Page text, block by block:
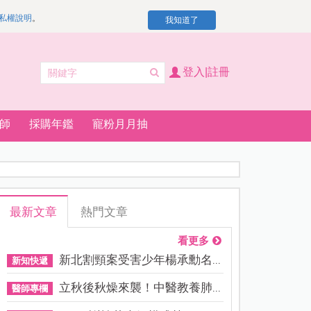
權說明 。 我知道了
登入|註冊
採購年鑑 寵粉月月抽
最新文章 熱門文章
看更多
新知快遞 新北割頸案受害少年楊承勳名...
醫師專欄 立秋後秋燥來襲！中醫教養肺...